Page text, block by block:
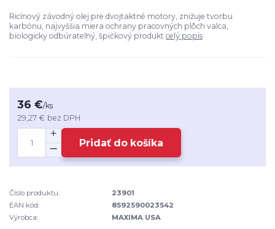
Ricínový závodný olej pre dvojtaktné motory, znižuje tvorbu
karbónu, najvyššia miera ochrany pracovných plôch valca,
biologicky odbúrateľný, špičkový produkt celý popis
36 €/ks
29,27 € bez DPH
Pridať do košíka
Číslo produktu:
23901
EAN kód:
8592590023542
Výrobca:
MAXIMA USA